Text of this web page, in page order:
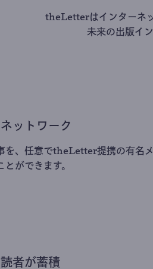
theLetterはインターネ
未来の出版イ
ットワーク
を、任意でtheLetter提携の有名
とができます。
者が蓄積